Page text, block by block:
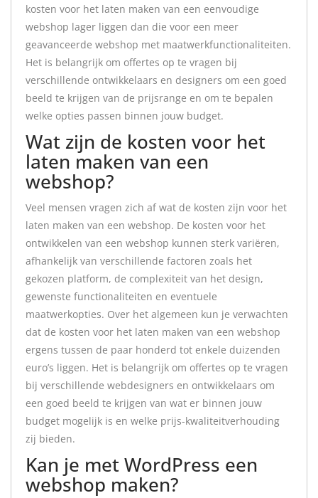
kosten voor het laten maken van een eenvoudige
webshop lager liggen dan die voor een meer
geavanceerde webshop met maatwerkfunctionaliteiten.
Het is belangrijk om offertes op te vragen bij
verschillende ontwikkelaars en designers om een goed
beeld te krijgen van de prijsrange en om te bepalen
welke opties passen binnen jouw budget.
Wat zijn de kosten voor het
laten maken van een
webshop?
Veel mensen vragen zich af wat de kosten zijn voor het
laten maken van een webshop. De kosten voor het
ontwikkelen van een webshop kunnen sterk variëren,
afhankelijk van verschillende factoren zoals het
gekozen platform, de complexiteit van het design,
gewenste functionaliteiten en eventuele
maatwerkopties. Over het algemeen kun je verwachten
dat de kosten voor het laten maken van een webshop
ergens tussen de paar honderd tot enkele duizenden
euro’s liggen. Het is belangrijk om offertes op te vragen
bij verschillende webdesigners en ontwikkelaars om
een goed beeld te krijgen van wat er binnen jouw
budget mogelijk is en welke prijs-kwaliteitverhouding
zij bieden.
Kan je met WordPress een
webshop maken?